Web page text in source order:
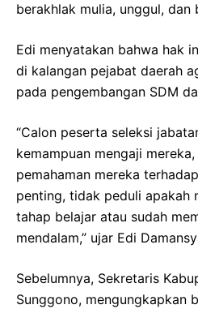
berakhlak mulia, unggul, dan
Edi menyatakan bahwa hak
di kalangan pejabat daerah
pada pengembangan SDM
“Calon peserta seleksi
kemampuan mengaji
pemahaman mereka
penting, tidak peduli apakah
tahap belajar atau sudah
mendalam,” ujar Edi
Sebelumnya, Sekretaris
Sunggono, mengungkapkan